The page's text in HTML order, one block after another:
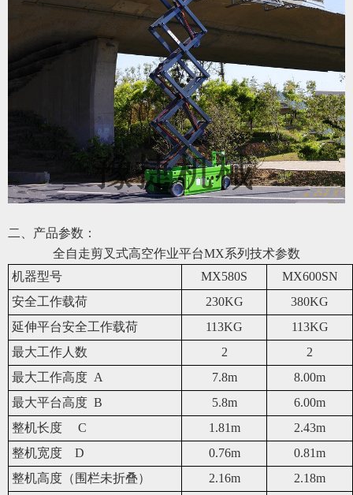
二、产品参数：
全自走剪叉式高空作业平台MX系列技术参数
机器型号
MX580S
MX600SN
安全工作载荷
230KG
380KG
延伸平台安全工作载荷
113KG
113KG
最大工作人数
2
2
最大工作高度 A 7.8m
8.00m
最大平台高度 B 5.8m
6.00m
整机长度
C 1.81m
2.43m
整机宽度 D
0.76m
0.81m
整机高度（围栏未折叠）
2.16m
2.18m